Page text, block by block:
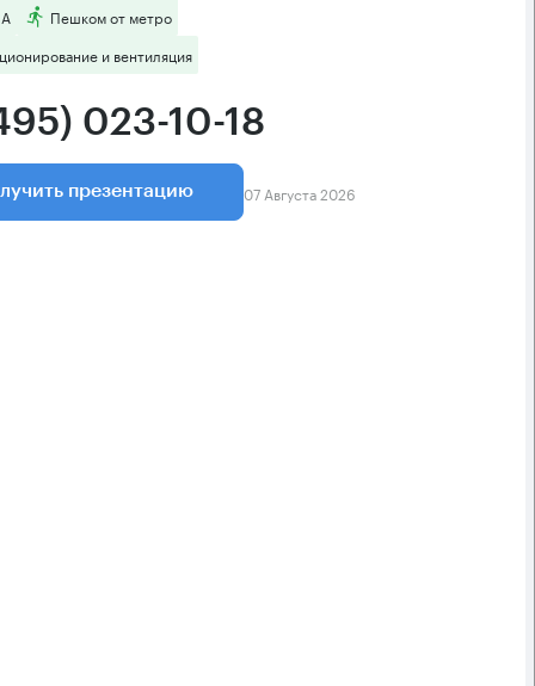
Пешком от метро
и вентиляция
023-10-18
презентацию 07 Августа 2026